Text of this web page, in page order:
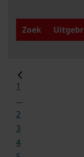
Zoek
1
...
2
3
4